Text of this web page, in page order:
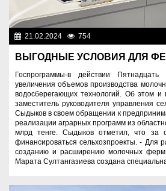
21.02.2024 754
ВЫГОДНЫЕ УСЛОВИЯ ДЛЯ
Госпрограммы-в действии
увеличения объемов производства
водосберегающих технологий. Об этом и
заместитель руководителя управления
Сыдыков в своем обращении к
реализации аграрных программ из
млрд тенге. Сыдыков отметил, что за
финансироваться сельхозпроекты. - Для
созданию и расширению молочных ферм
Марата Султангазиева создана